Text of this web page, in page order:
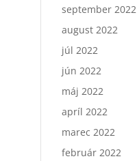
september 2022
august 2022
júl 2022
jún 2022
máj 2022
apríl 2022
marec 2022
február 2022